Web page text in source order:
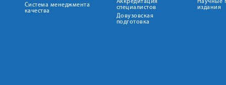
Система менеджмента
качества
Аккредитация
специалистов
Довузовская
подготовка
Научные
издания